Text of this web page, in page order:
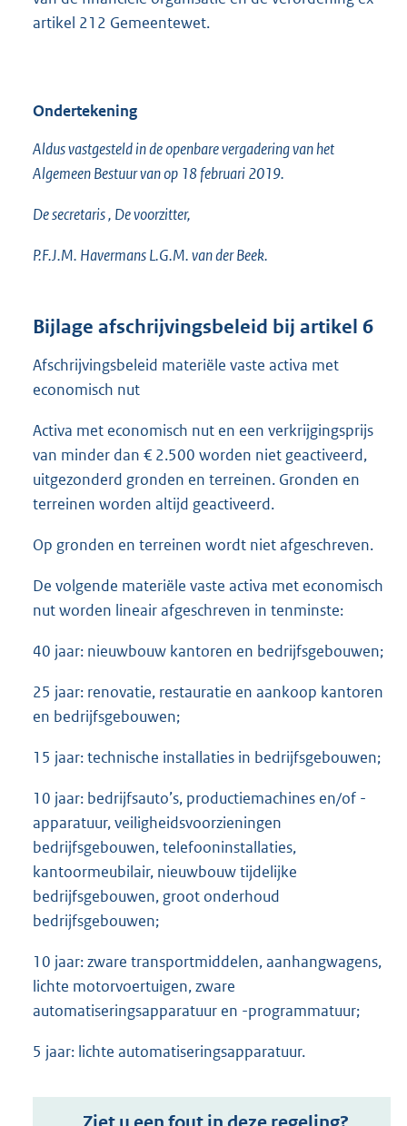
artikel 212 Gemeentewet.
Ondertekening
Aldus vastgesteld in de openbare vergadering van het
Algemeen Bestuur van op 18 februari 2019.
De secretaris , De voorzitter,
P.F.J.M. Havermans L.G.M. van der Beek.
Bijlage afschrijvingsbeleid bij artikel 6
Afschrijvingsbeleid materiële vaste activa met
economisch nut
Activa met economisch nut en een verkrijgingsprijs
van minder dan € 2.500 worden niet geactiveerd,
uitgezonderd gronden en terreinen. Gronden en
terreinen worden altijd geactiveerd.
Op gronden en terreinen wordt niet afgeschreven.
De volgende materiële vaste activa met economisch
nut worden lineair afgeschreven in tenminste:
40 jaar: nieuwbouw kantoren en bedrijfsgebouwen;
25 jaar: renovatie, restauratie en aankoop kantoren
en bedrijfsgebouwen;
15 jaar: technische installaties in bedrijfsgebouwen;
10 jaar: bedrijfsauto’s, productiemachines en/of -
apparatuur, veiligheidsvoorzieningen
bedrijfsgebouwen, telefooninstallaties,
kantoormeubilair, nieuwbouw tijdelijke
bedrijfsgebouwen, groot onderhoud
bedrijfsgebouwen;
10 jaar: zware transportmiddelen, aanhangwagens,
lichte motorvoertuigen, zware
automatiseringsapparatuur en -programmatuur;
5 jaar: lichte automatiseringsapparatuur.